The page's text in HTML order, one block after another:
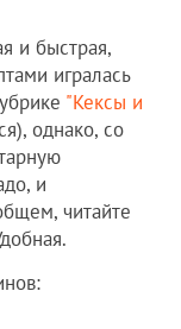
и быстрая,
игралась
"Кексы и
однако, со
и
читайте